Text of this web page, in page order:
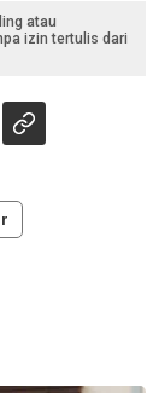
atau
izin tertulis dari